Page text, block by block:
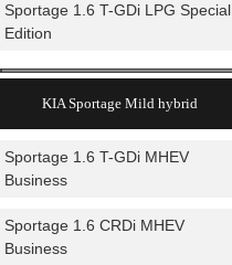
Sportage 1.6 T-GDi LPG Special
Edition
KIA Sportage Mild hybrid
Sportage 1.6 T-GDi MHEV
Business
Sportage 1.6 CRDi MHEV
Business